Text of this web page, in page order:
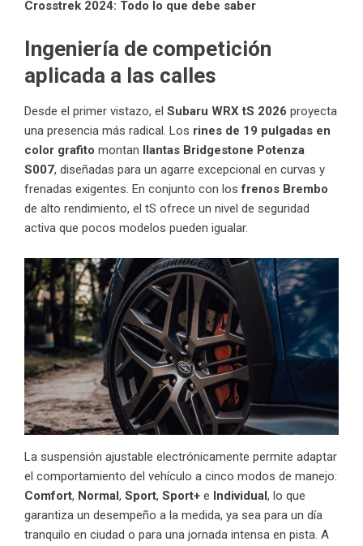
Crosstrek 2024: Todo lo que debe saber
Ingeniería de competición
aplicada a las calles
Desde el primer vistazo, el Subaru WRX tS 2026 proyecta
una presencia más radical. Los rines de 19 pulgadas en
color grafito montan llantas Bridgestone Potenza
S007, diseñadas para un agarre excepcional en curvas y
frenadas exigentes. En conjunto con losfrenos Brembo
de alto rendimiento, el tS ofrece un nivel de seguridad
activa que pocos modelos pueden igualar.
La suspensión ajustable electrónicamente permite adaptar
el comportamiento del vehículo a cinco modos de manejo:
Comfort, Normal, Sport, Sport+ e Individual, lo que
garantiza un desempeño a la medida, ya sea para un día
tranquilo en ciudad o para una jornada intensa en pista. A